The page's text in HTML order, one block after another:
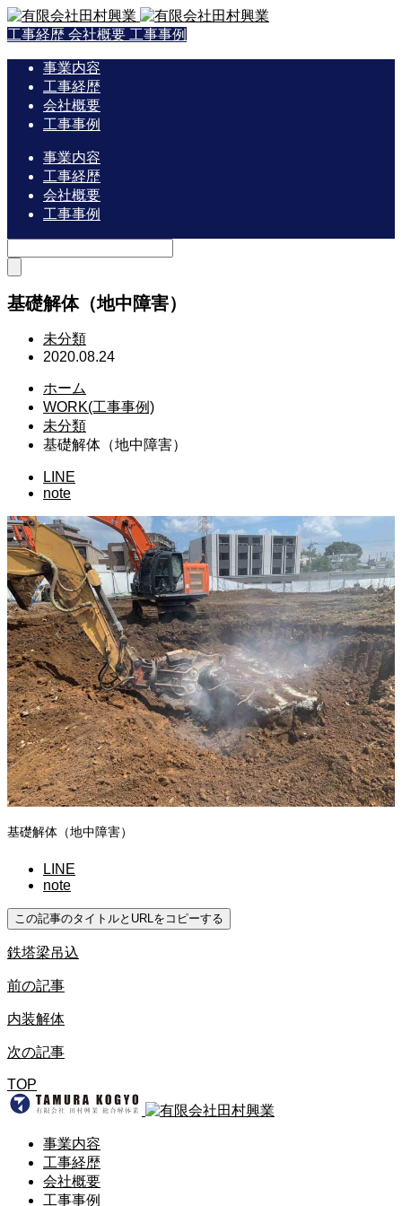
工事経歴 会社概要 工事事例
事業内容
工事経歴
会社概要
工事事例
事業内容
工事経歴
会社概要
工事事例
基礎解体（地中障害）
未分類
2020.08.24
ホーム
WORK(工事事例)
未分類
基礎解体（地中障害）
LINE
note
基礎解体（地中障害）
LINE
note
この記事のタイトルとURLをコピーする
鉄塔梁吊込
前の記事
内装解体
次の記事
TOP
事業内容
工事経歴
会社概要
工事事例